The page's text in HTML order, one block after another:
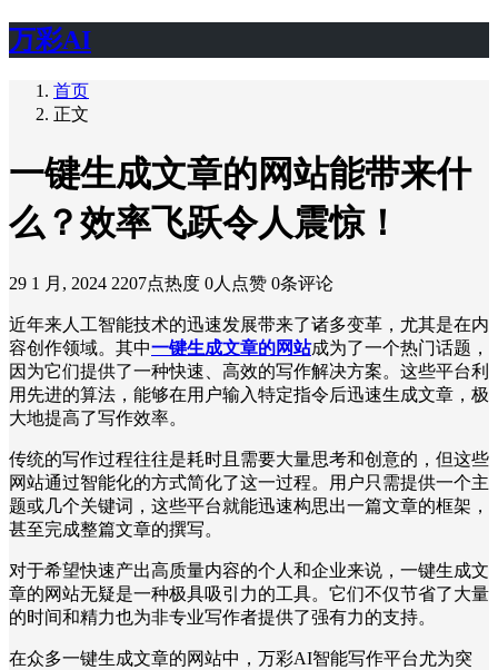
万彩AI
首页
正文
一键生成文章的网站能带来什
么？效率飞跃令人震惊！
29 1 月, 2024 2207点热度 0人点赞 0条评论
近年来人工智能技术的迅速发展带来了诸多变革，尤其是在内
容创作领域。其中一键生成文章的网站成为了一个热门话题，
因为它们提供了一种快速、高效的写作解决方案。这些平台利
用先进的算法，能够在用户输入特定指令后迅速生成文章，极
大地提高了写作效率。
传统的写作过程往往是耗时且需要大量思考和创意的，但这些
网站通过智能化的方式简化了这一过程。用户只需提供一个主
题或几个关键词，这些平台就能迅速构思出一篇文章的框架，
甚至完成整篇文章的撰写。
对于希望快速产出高质量内容的个人和企业来说，一键生成文
章的网站无疑是一种极具吸引力的工具。它们不仅节省了大量
的时间和精力也为非专业写作者提供了强有力的支持。
在众多一键生成文章的网站中，万彩AI智能写作平台尤为突